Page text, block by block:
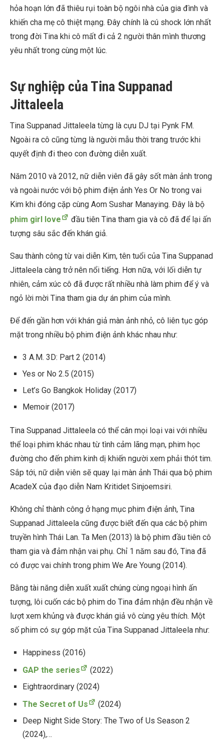
hỏa hoạn lớn đã thiêu rụi toàn bộ ngôi nhà của gia đình và
khiến cha mẹ cô thiệt mạng. Đây chính là cú shock lớn nhất
trong đời Tina khi cô mất đi cả 2 người thân mình thương
yêu nhất trong cùng một lúc.
Sự nghiệp của Tina Suppanad
Jittaleela
Tina Suppanad Jittaleela từng là cựu DJ tại Pynk FM.
Ngoài ra cô cũng từng là người mẫu thời trang trước khi
quyết định đi theo con đường diễn xuất.
Năm 2010 và 2012, nữ diễn viên đã gây sốt màn ảnh trong
và ngoài nước với bộ phim điện ảnh Yes Or No trong vai
Kim khi đóng cặp cùng Aom Sushar Manaying. Đây là bộ
phim girl love
đầu tiên Tina tham gia và cô đã để lại ấn
tượng sâu sắc đến khán giả.
Sau thành công từ vai diễn Kim, tên tuổi của Tina Suppanad
Jittaleela càng trở nên nổi tiếng. Hơn nữa, với lối diễn tự
nhiên, cảm xúc cô đã được rất nhiều nhà làm phim để ý và
ngỏ lời mời Tina tham gia dự án phim của mình.
Để đến gần hơn với khán giả màn ảnh nhỏ, cô liên tục góp
mặt trong nhiều bộ phim điện ảnh khác nhau như:
3 A.M. 3D: Part 2 (2014)
Yes or No 2.5 (2015)
Let’s Go Bangkok Holiday (2017)
Memoir (2017)
Tina Suppanad Jittaleela có thể cân mọi loại vai với nhiều
thể loại phim khác nhau từ tình cảm lãng mạn, phim học
đường cho đến phim kinh dị khiến người xem phải thót tim.
Sắp tới, nữ diễn viên sẽ quay lại màn ảnh Thái qua bộ phim
AcadeX của đạo diễn Nam Kritidet Sinjoemsiri.
Không chỉ thành công ở hạng mục phim điện ảnh, Tina
Suppanad Jittaleela cũng được biết đến qua các bộ phim
truyền hình Thái Lan. Ta Men (2013) là bộ phim đầu tiên cô
tham gia và đảm nhận vai phụ. Chỉ 1 năm sau đó, Tina đã
có được vai chính trong phim We Are Young (2014).
Bằng tài năng diễn xuất xuất chúng cùng ngoại hình ấn
tượng, lôi cuốn các bộ phim do Tina đảm nhận đều nhận về
lượt xem khủng và được khán giả vô cùng yêu thích. Một
số phim có sự góp mặt của Tina Suppanad Jittaleela như:
Happiness (2016)
GAP the series
(2022)
Eightraordinary (2024)
The Secret of Us
(2024)
Deep Night Side Story: The Two of Us Season 2
(2024),…